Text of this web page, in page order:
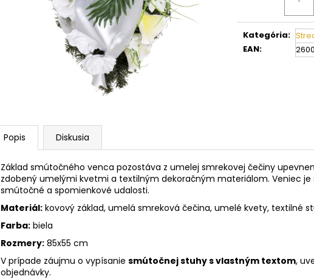
Kategória:
EAN:
Popis Diskusia
Základ smútočného venca pozostáva z umelej smrekovej čečiny
zdobený umelými kvetmi a textilným dekoračným materiálom. Veniec
smútočné a spomienkové udalosti.
Materiál: kovový základ, umelá smreková čečina, umelé kvety, textilné
Farba: biela
Rozmery: 85x55 cm
V prípade záujmu o vypísanie smútočnej stuhy s vlastným textom,
objednávky.